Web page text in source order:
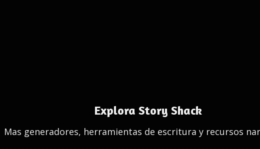
Explora Story Shack
Mas generadores, herramientas de escritura y recursos